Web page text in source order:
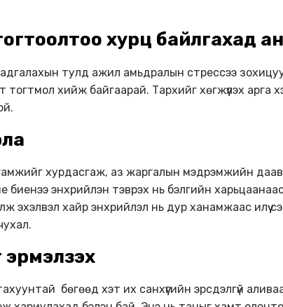
хурц байлгахад
тулд ажил амьдралын стрессээ
тогтмол хийж байгаарай. Тархийг хөгжүүлэх
хурдасгаж, аз жаргалын мэдрэмжийн
биенээ энхрийлэн тэврэх нь бэлгийн харьцаанаас
эхэлвэл хайр энхрийлэл нь дур ханамжаас илүү
эрмэлзэх
бөгөөд хэт их санхүүгийн эрсдэлгүй